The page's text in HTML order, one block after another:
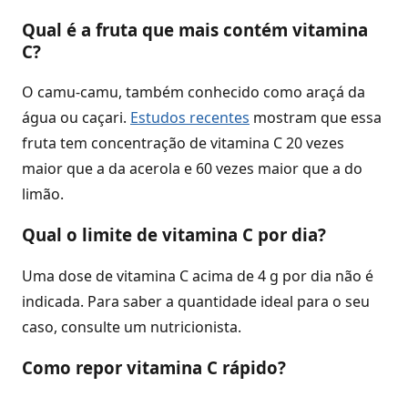
Qual é a fruta que mais contém vitamina
C?
O camu-camu, também conhecido como araçá da
água ou caçari. Estudos recentes mostram que essa
fruta tem concentração de vitamina C 20 vezes
maior que a da acerola e 60 vezes maior que a do
limão.
Qual o limite de vitamina C por dia?
Uma dose de vitamina C acima de 4 g por dia não é
indicada. Para saber a quantidade ideal para o seu
caso, consulte um nutricionista.
Como repor vitamina C rápido?